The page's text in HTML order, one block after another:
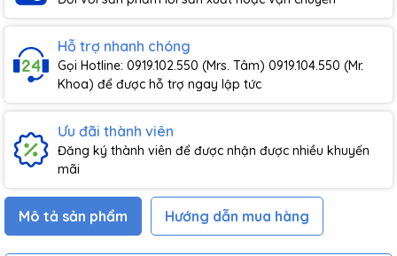
Hỗ trợ nhanh chóng
Gọi Hotline: 0919.102.550 (Mrs. Tâm) 0919.104.550 (Mr.
Khoa) để được hỗ trợ ngay lập tức
Ưu đãi thành viên
Đăng ký thành viên để được nhận được nhiều khuyến
mãi
Mô tả sản phẩm Hướng dẫn mua hàng